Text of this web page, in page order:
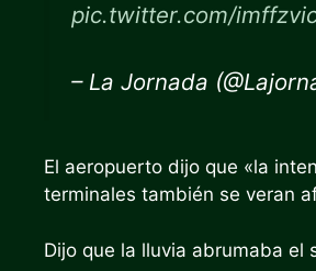
pic.twitter.com/
– La Jornada
El aeropuerto dijo que «la
terminales también se veran
Dijo que la lluvia abrumaba